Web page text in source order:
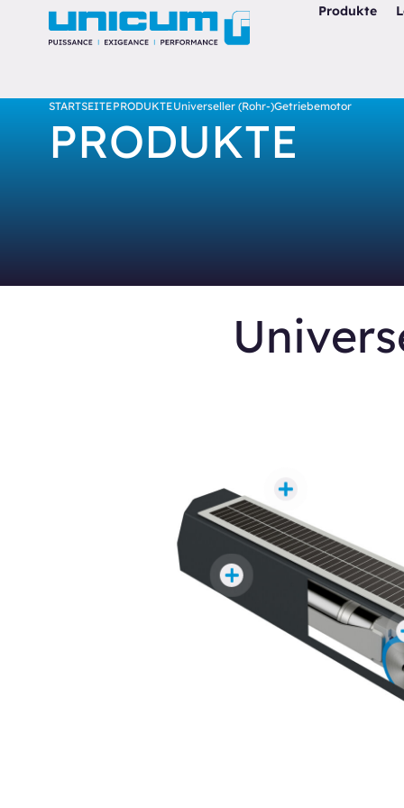
Produkte
STARTSEITEPRODUKTEUniverseller (Rohr-)Getriebemotor
PRODUKTE